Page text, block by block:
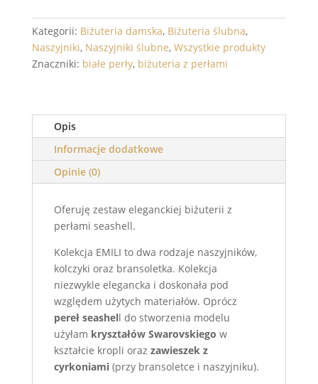
choker
EMILI
złoty
Kategorii: Biżuteria damska, Biżuteria ślubna,
Naszyjniki, Naszyjniki ślubne, Wszystkie produkty
Znaczniki: białe perły, biżuteria z perłami
Opis
Informacje dodatkowe
Opinie (0)
Oferuję zestaw eleganckiej biżuterii z
perłami seashell.
Kolekcja EMILI to dwa rodzaje naszyjników,
kolczyki oraz bransoletka. Kolekcja
niezwykle elegancka i doskonała pod
względem użytych materiałów. Oprócz
pereł seashell do stworzenia modelu
użyłam kryształów Swarovskiego w
kształcie kropli oraz zawieszek z
cyrkoniami(przy bransoletce i naszyjniku).